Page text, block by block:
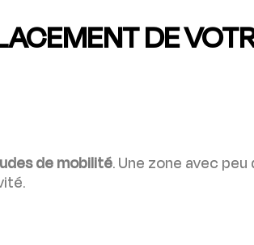
DE
de mobilité. Une zone avec peu